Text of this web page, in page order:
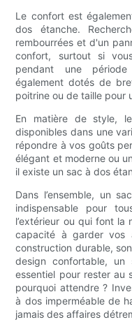
Le confort est
dos étanche.
rembourrées et d'un
confort, surtout si
pendant une
également dotés de
poitrine ou de taille pour
En matière de style,
disponibles dans une
répondre à vos goûts
élégant et moderne ou
il existe un sac à dos
Dans l’ensemble, un
indispensable pour
l’extérieur ou qui font
capacité à garder vos
construction durable,
design confortable,
essentiel pour rester au
pourquoi attendre ?
à dos imperméable de
jamais des affaires